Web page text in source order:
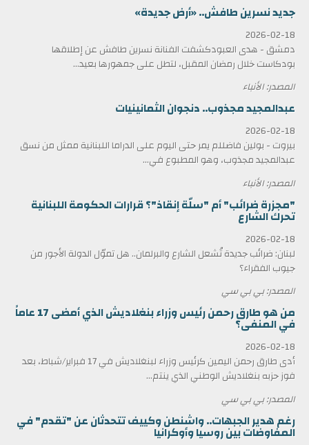
جديد نسرين طافش.. «أرض جديدة»
2026-02-18
دمشق - هدى العبودكشفت الفنانة نسرين طافش عن إطلاقها
بودكاست خلال رمضان المقبل، لتطل على جمهورها بعيد...
المصدر: الأنباء
عبدالمجيد مجذوب.. دنجوان الثمانينيات
2026-02-18
بيروت - بولين فاضللم يمر حتى اليوم على الدراما اللبنانية ممثل من نسق
عبدالمجيد مجذوب، وهو المطبوع في...
المصدر: الأنباء
"مجزرة ضرائب" أم "سلّة إنقاذ"؟ قرارات الحكومة اللبنانية
تحرك الشارع
2026-02-18
لبنان: ضرائب جديدة تُشعل الشارع والبرلمان.. هل تموّل الدولة الأجور من
جيوب الفقراء؟
المصدر: بي بي سي
من هو طارق رحمن رئيس وزراء بنغلاديش الذي أمضى 17 عاماً
في المنفى؟
2026-02-18
أدى طارق رحمن اليمين كرئيس وزراء لبنغلاديش في 17 فبراير/شباط، بعد
فوز حزبه بنغلاديش الوطني الذي ينتم...
المصدر: بي بي سي
رغم هدير الجبهات.. واشنطن وكييف تتحدثان عن "تقدم" في
المفاوضات بين روسيا وأوكرانيا